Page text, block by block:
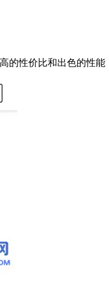
的性价比和出色的性能